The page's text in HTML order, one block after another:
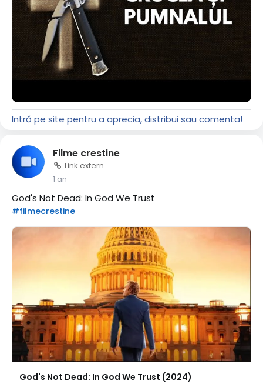
Intră pe site pentru a aprecia, distribui sau comenta!
Filme crestine
Link extern
1 an
God's Not Dead: In God We Trust
#filmecrestine
God's Not Dead: In God We Trust (2024)